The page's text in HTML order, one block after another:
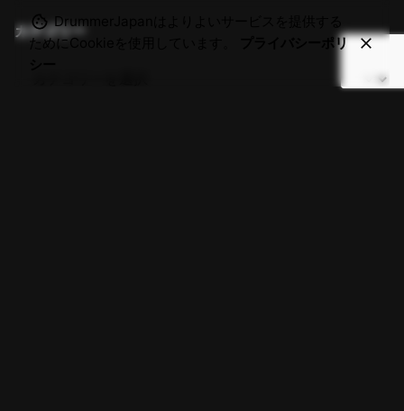
カテゴリー
DrummerJapanはよりよいサービスを提供する
ためにCookieを使用しています。
プライバシーポリ